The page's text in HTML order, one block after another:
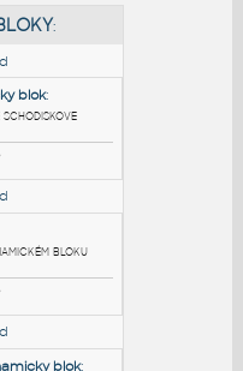
BLOKY
blok:
schodiskove